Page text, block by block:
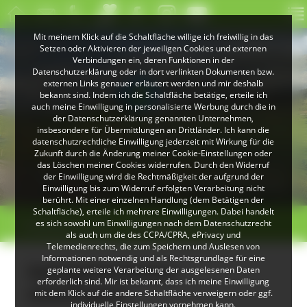
Landschaft bei Herrenschwand
© Christoph Wasmer
Albsteig Schwarzwald
© Klaus Peter Kappest
Direktvermarkter>Geflügelhof Kaiser
Geflügelhof Kaiser
(Stühlingen)
Mit meinem Klick auf die Schaltfläche willige ich freiwillig in das
Setzen oder Aktivieren der jeweiligen Cookies und externen
Verbindungen ein, deren Funktionen in der
Datenschutzerklärung oder in dort verlinkten Dokumenten bzw.
externen Links genauer erläutert werden und mir deshalb
bekannt sind. Indem ich die Schaltfläche betätige, erteile ich
auch meine Einwilligung in personalisierte Werbung durch die in
der Datenschutzerklärung genannten Unternehmen,
insbesondere für Übermittlungen an Drittländer. Ich kann die
datenschutzrechtliche Einwilligung jederzeit mit Wirkung für die
Zukunft durch die Änderung meiner Cookie-Einstellungen oder
das Löschen meiner Cookies widerrufen. Durch den Widerruf
der Einwilligung wird die Rechtmäßigkeit der aufgrund der
Einwilligung bis zum Widerruf erfolgten Verarbeitung nicht
berührt. Mit einer einzelnen Handlung (dem Betätigen der
Schaltfläche), erteile ich mehrere Einwilligungen. Dabei handelt
es sich sowohl um Einwilligungen nach dem Datenschutzrecht
als auch um die des CCPA/CPRA, ePrivacy und
Telemedienrechts, die zum Speichern und Auslesen von
Informationen notwendig und als Rechtsgrundlage für eine
geplante weitere Verarbeitung der ausgelesenen Daten
erforderlich sind. Mir ist bekannt, dass ich meine Einwilligung
mit dem Klick auf die andere Schaltfläche verweigern oder ggf.
individuelle Einstellungen vornehmen kann.